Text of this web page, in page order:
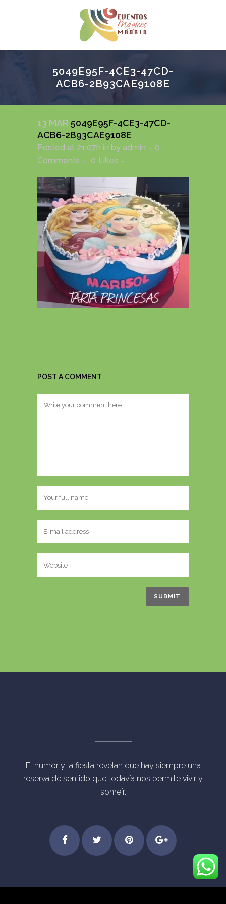
5049E95F-4CE3-47CD-
ACB6-2B93CAE9108E
13 MAR 5049E95F-4CE3-47CD-
ACB6-2B93CAE9108E
Posted at 21:07h in by admin
0
Comments
0 Likes
POST A COMMENT
El humor y la fiesta revelan que hay siempre una
reserva de sentido que todavía nos permite vivir y
sonreír.